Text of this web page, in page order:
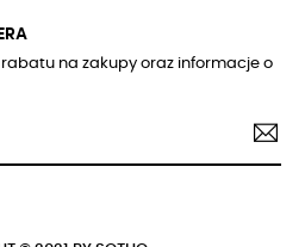
rabatu na zakupy oraz informacje o